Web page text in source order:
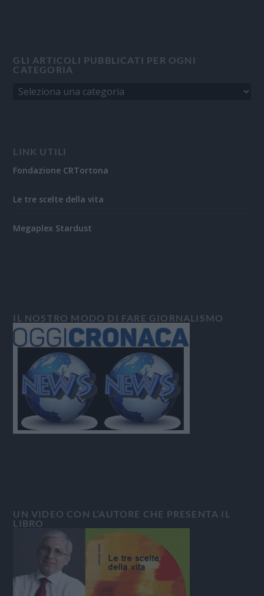
GLI ARTICOLI PUBBLICATI PER OGNI
CATEGORIA
LINK UTILI
Fondazione CRTortona
Le tre scelte della vita
Megaplex Stardust
IL NOSTRO MODO DI FARE GIORNALISMO
UN VIDEO CON L’AUTORE CHE PRESENTA IL
LIBRO